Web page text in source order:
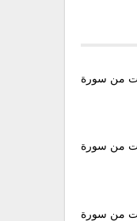
من سورة
من سورة
من سورة